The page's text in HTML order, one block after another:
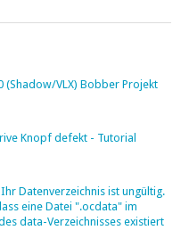
(Shadow/VLX) Bobber Projekt
Knopf defekt - Tutorial
Datenverzeichnis ist ungültig.
eine Datei ".ocdata" im
data-Verzeichnisses existiert